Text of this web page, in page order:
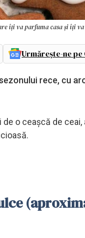
îți va parfuma casa și îți
Urmărește-ne pe
rece, cu
o ceașcă de